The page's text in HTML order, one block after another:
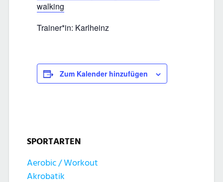
walking
Trainer*in: Karlheinz
Zum Kalender hinzufügen
SPORTARTEN
Aerobic / Workout
Akrobatik